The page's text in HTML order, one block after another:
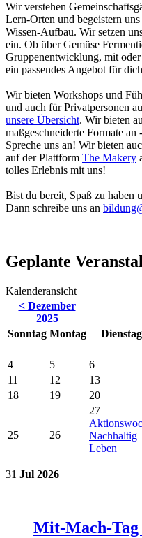
Wir verstehen
Lern-Orten und begeistern
Wissen-Aufbau. Wir setzen
ein. Ob über Gemüse
Gruppenentwicklung, mit
ein passendes Angebot für
Wir bieten Workshops und
und auch für Privatpersonen
unsere Übersicht. Wir bieten
maßgeschneiderte Formate
Spreche uns an! Wir bieten
auf der Plattform The Makery
tolles Erlebnis mit uns!
Bist du bereit, Spaß zu haben
Dann schreibe uns an
Geplante
Kalenderansicht
< Dezember
2025
Sonntag Montag Dienstag
4
5 6
11
12 13
18
19 20
25 26
27
Nachhaltig
Leben
31 Jul 2026
Mit-Mach-Tag